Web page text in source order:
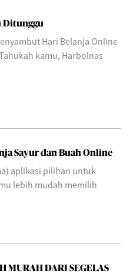
Ditunggu
Hari Belanja Online
kamu, Harbolnas
Sayur dan Buah Online
aplikasi pilihan untuk
lebih mudah memilih
MURAH DARI SEGELAS